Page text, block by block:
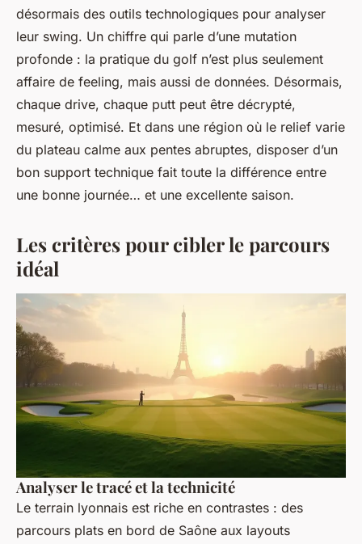
désormais des outils technologiques pour analyser
leur swing. Un chiffre qui parle d’une mutation
profonde : la pratique du golf n’est plus seulement
affaire de feeling, mais aussi de données. Désormais,
chaque drive, chaque putt peut être décrypté,
mesuré, optimisé. Et dans une région où le relief varie
du plateau calme aux pentes abruptes, disposer d’un
bon support technique fait toute la différence entre
une bonne journée… et une excellente saison.
Les critères pour cibler le parcours
idéal
Analyser le tracé et la technicité
Le terrain lyonnais est riche en contrastes : des
parcours plats en bord de Saône aux layouts